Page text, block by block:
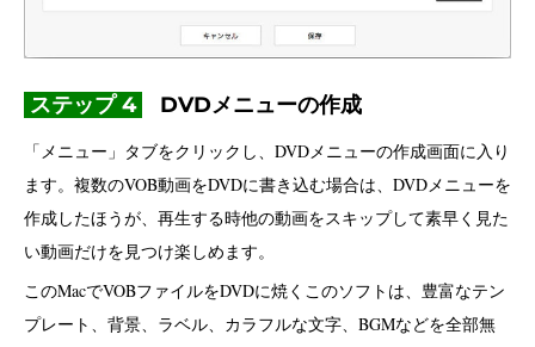
ステップ 4 DVDメニューの作成
「メニュー」タブをクリックし、DVDメニューの作成画面に入り
ます。複数のVOB動画をDVDに書き込む場合は、DVDメニューを
作成したほうが、再生する時他の動画をスキップして素早く見た
い動画だけを見つけ楽しめます。
このMacでVOBファイルをDVDに焼くこのソフトは、豊富なテン
プレート、背景、ラベル、カラフルな文字、BGMなどを全部無